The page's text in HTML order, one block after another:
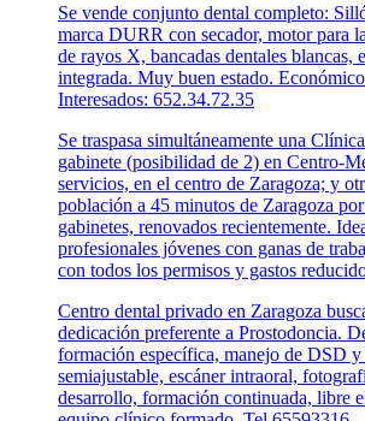
Se vende conjunto dental completo:
marca DURR con secador, motor para
de rayos X, bancadas dentales blancas,
integrada. Muy buen estado.
Interesados: 652.34.72.35
Se traspasa simultáneamente una
gabinete (posibilidad de 2) en Centro-
servicios, en el centro de Zaragoza; y
población a 45 minutos de Zaragoza
gabinetes, renovados recientemente.
profesionales jóvenes con ganas de
con todos los permisos y gastos
Centro dental privado en Zaragoza
dedicación preferente a Prostodoncia.
formación específica, manejo de DSD
semiajustable, escáner intraoral,
desarrollo, formación continuada, libre